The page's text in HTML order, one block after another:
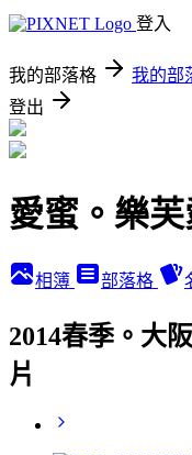
登入
我的部落格 我的部
登出
愛蜜。樂
相簿 部落格
2014春季。大
片